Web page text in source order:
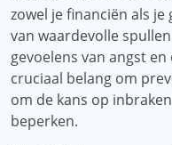
zowel je financiën als
van waardevolle
gevoelens van angst
cruciaal belang om
om de kans op
beperken.